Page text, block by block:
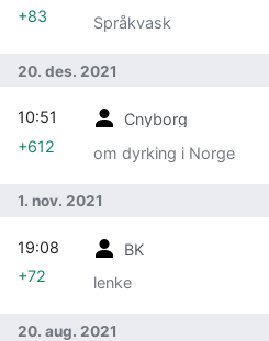
Språkvask
+83
20. des. 2021
Cnyborg
om dyrking i Norge
10:51
+612
1. nov. 2021
BK
lenke
19:08
+72
20. aug. 2021